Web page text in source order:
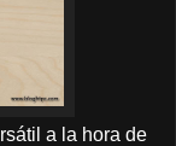
a la hora de